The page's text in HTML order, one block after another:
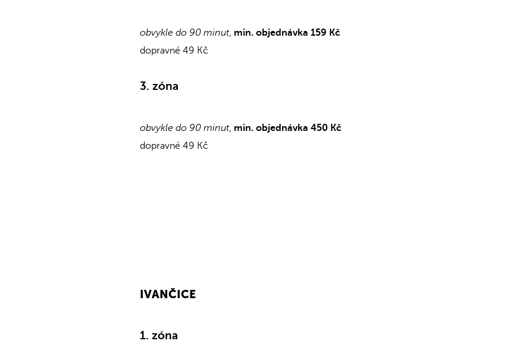
obvykle do 90 minut, min. objednávka 159 Kč
dopravné 49 Kč
3. zóna
obvykle do 90 minut, min. objednávka 450 Kč
dopravné 49 Kč
IVANČICE
1. zóna